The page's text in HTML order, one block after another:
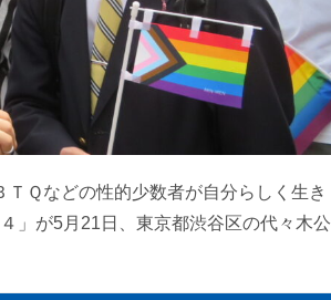
Ｑなどの性的少数者が自分らしく生き
」が5月21日、東京都渋谷区の代々木公